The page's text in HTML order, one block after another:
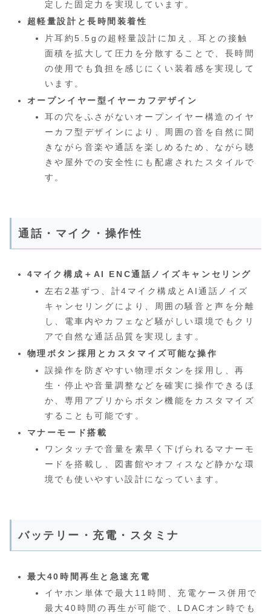
定した固定力を実現しています。
超軽量設計と長時間装着性
片耳約5.5gの超軽量設計に加え、耳との接触
面積を拡大して圧力を分散することで、長時間
の使用でも負担を感じにくい装着感を実現して
います。
オープンイヤー型イヤーカフデザイン
耳の穴をふさがないオープンイヤー構造のイヤ
ーカフ型デザインにより、周囲の音を自然に聞
きながら音楽や通話を楽しめるため、ながら聴
きや屋外での安全性にも配慮されたスタイルで
す。
通話・マイク・操作性
4マイク構成＋AI ENC通話ノイズキャンセリング
左右2基ずつ、計4マイク構成とAI通話ノイズ
キャンセリングにより、周囲の騒音と声を分離
し、電車内やカフェなど騒がしい環境でもクリ
アで自然な通話品質を実現します。
物理ボタン採用とカスタマイズ可能な操作
誤操作を防ぎやすい物理ボタンを採用し、再
生・停止や音量調整などを確実に操作できるほ
か、専用アプリからボタン機能をカスタマイズ
することも可能です。
マナーモード搭載
ワンタッチで音量を素早く下げられるマナーモ
ードを搭載し、図書館やオフィスなど静かな環
境でも使いやすい設計になっています。
バッテリー・充電・スタミナ
最大40時間再生と急速充電
イヤホン単体で最大11時間、充電ケース併用で
最大40時間の再生が可能で、LDACオン時でも